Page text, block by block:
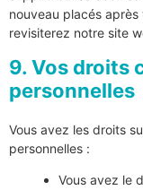
nouveau placés
revisiterez notre site
9. Vos droits
personnelles
Vous avez les droits
personnelles :
Vous avez le